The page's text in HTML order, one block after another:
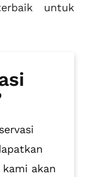
untuk
akan